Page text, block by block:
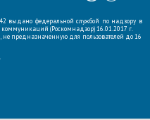
выдано федеральной службой по надзору в
(Роскомнадзор) 16.01.2017 г.
предназначенную для пользователей до 16